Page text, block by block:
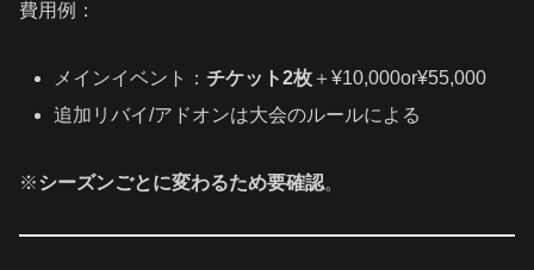
費用例：
メインイベント：チケット2枚 ＋¥10,000or¥55,000
追加リバイ/アドオンは大会のルールによる
※シーズンごとに変わるため要確認。